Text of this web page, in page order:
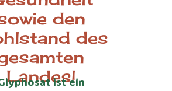
den
des
Landes!
ist ein